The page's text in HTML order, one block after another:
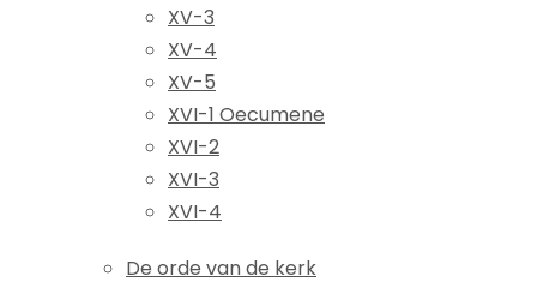
XV-3
XV-4
XV-5
XVI-1 Oecumene
XVI-2
XVI-3
XVI-4
De orde van de kerk